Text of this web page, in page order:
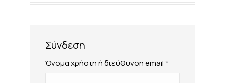
Σύνδεση
Όνομα χρήστη ή διεύθυνση email *